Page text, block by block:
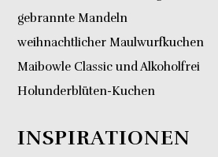
gebrannte Mandeln
weihnachtlicher Maulwurfkuchen
Maibowle Classic und Alkoholfrei
Holunderblüten-Kuchen
INSPIRATIONEN